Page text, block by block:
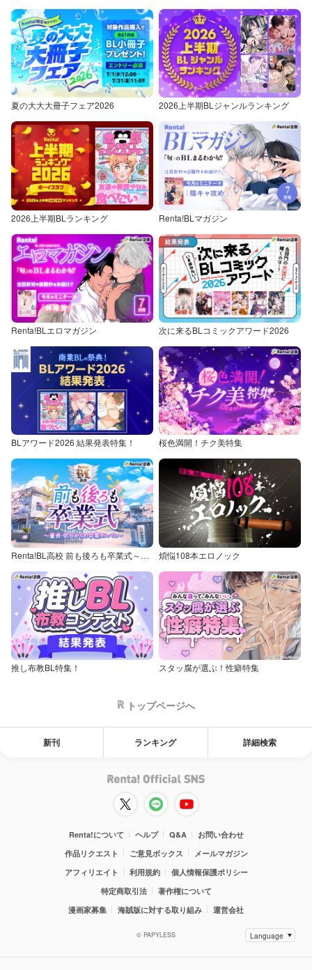
夏の大大大冊子フェア2026 2026上半期BLジャンルランキング
2026上半期BLランキング Renta!BLマガジン
Renta!BLエロマガジン 次に来るBLコミックアワード2026
BLアワード2026 結果発表特集！ 桜色満開！チク美特集
Renta!BL高校 前も後ろも卒業式～童貞・処女からの卒業アルバム～ 煩悩108本エロノック
推し布教BL特集！ スタッ腐が選ぶ！性癖特集
トップページへ
新刊 ランキング 詳細検索
Renta!について ヘルプ Q&A
お問い合わせ
作品リクエスト
ご意見ボックス
メールマガジン
アフィリエイト
利用規約
個人情報保護ポリシー
特定商取引法
著作権について
漫画家募集
海賊版に対する取り組み 運営会社
© PAPYLESS